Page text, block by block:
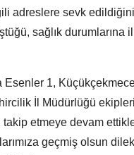
adreslere sevk
sağlık durumlarına
1,
İl Müdürlüğü
takip etmeye devam
geçmiş olsun